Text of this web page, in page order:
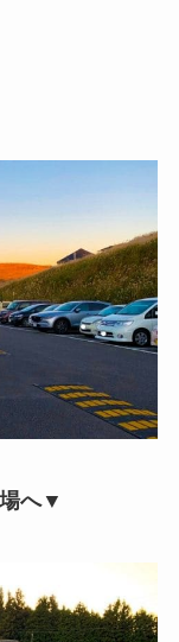
へ▼